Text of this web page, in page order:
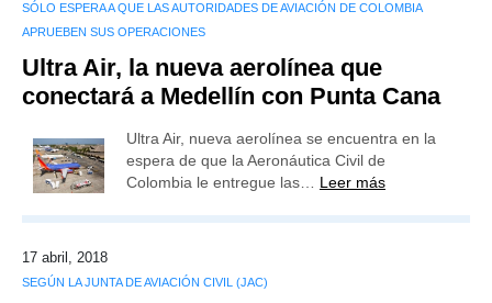
SÓLO ESPERA A QUE LAS AUTORIDADES DE AVIACIÓN DE COLOMBIA
APRUEBEN SUS OPERACIONES
Ultra Air, la nueva aerolínea que
conectará a Medellín con Punta Cana
Ultra Air, nueva aerolínea se encuentra en la
espera de que la Aeronáutica Civil de
Colombia le entregue las… Leer más
17 abril, 2018
SEGÚN LA JUNTA DE AVIACIÓN CIVIL (JAC)